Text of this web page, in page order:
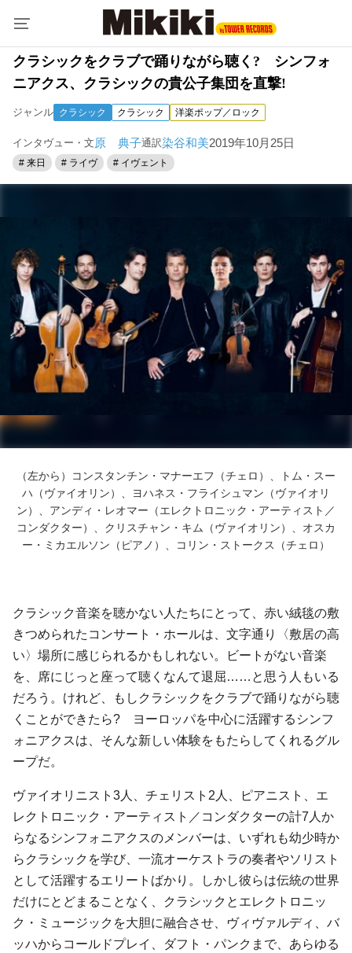
クラシックをクラブで踊りながら聴く? シンフォ
ニアクス、クラシックの貴公子集団を直撃!
ジャンル クラシック クラシック 洋楽ポップ／ロック
インタヴュー・文 原 典子通訳染谷和美2019年10月25日
# 来日 # ライヴ # イヴェント
（左から）コンスタンチン・マナーエフ（チェロ）、トム・スー
ハ（ヴァイオリン）、ヨハネス・フライシュマン（ヴァイオリ
ン）、アンディ・レオマー（エレクトロニック・アーティスト／
コンダクター）、クリスチャン・キム（ヴァイオリン）、オスカ
ー・ミカエルソン（ピアノ）、コリン・ストークス（チェロ）
クラシック音楽を聴かない人たちにとって、赤い絨毯の敷
きつめられたコンサート・ホールは、文字通り〈敷居の高
い〉場所に感じられるかもしれない。ビートがない音楽
を、席にじっと座って聴くなんて退屈……と思う人もいる
だろう。けれど、もしクラシックをクラブで踊りながら聴
くことができたら? ヨーロッパを中心に活躍するシンフ
ォニアクスは、そんな新しい体験をもたらしてくれるグル
ープだ。
ヴァイオリニスト3人、チェリスト2人、ピアニスト、エ
レクトロニック・アーティスト／コンダクターの計7人か
らなるシンフォニアクスのメンバーは、いずれも幼少時か
らクラシックを学び、一流オーケストラの奏者やソリスト
として活躍するエリートばかり。しかし彼らは伝統の世界
だけにとどまることなく、クラシックとエレクトロニッ
ク・ミュージックを大胆に融合させ、ヴィヴァルディ、バ
ッハからコールドプレイ、ダフト・パンクまで、あらゆる